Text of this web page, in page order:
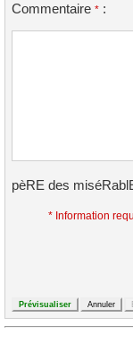
Commentaire * :
pèRE des
* Information